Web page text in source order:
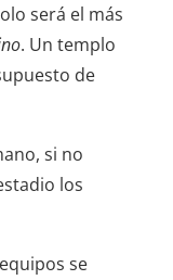
será el más
. Un templo
de
si no
los
se